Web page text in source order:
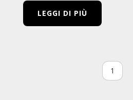
LEGGI DI PIÙ
1